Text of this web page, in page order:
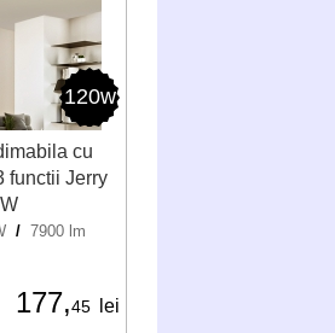
120w
cu
functii Jerry
/ 7900 lm
177,45 lei